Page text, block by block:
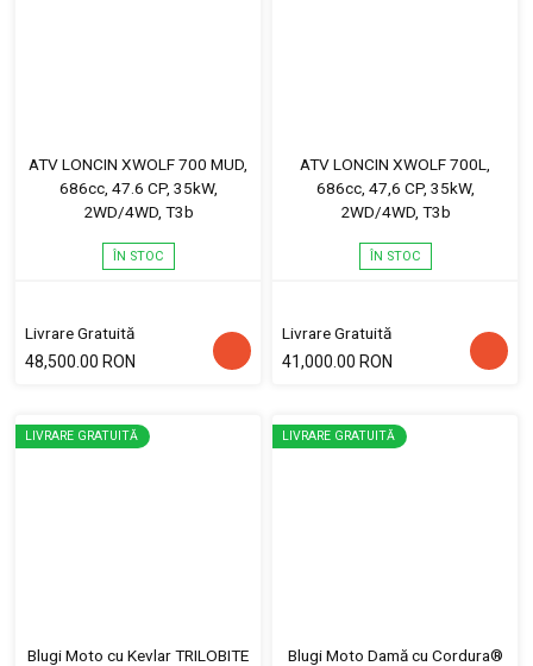
ATV LONCIN XWOLF 700 MUD,
686cc, 47.6 CP, 35kW,
2WD/4WD, T3b
ÎN STOC
Livrare Gratuită
48,500.00 RON
ATV LONCIN XWOLF 700L,
686cc, 47,6 CP, 35kW,
2WD/4WD, T3b
ÎN STOC
Livrare Gratuită
41,000.00 RON
LIVRARE GRATUITĂ
Blugi Moto cu Kevlar TRILOBITE
LIVRARE GRATUITĂ
Blugi Moto Damă cu Cordura®